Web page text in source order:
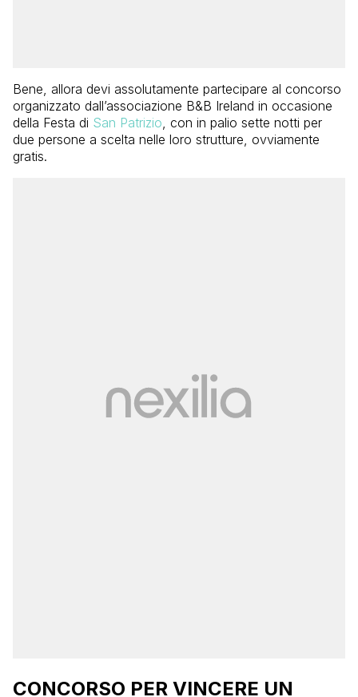
Bene, allora devi assolutamente partecipare al concorso
organizzato dall’associazione B&B Ireland in occasione
della Festa di San Patrizio , con in palio sette notti per
due persone a scelta nelle loro strutture, ovviamente
gratis.
CONCORSO PER VINCERE UN